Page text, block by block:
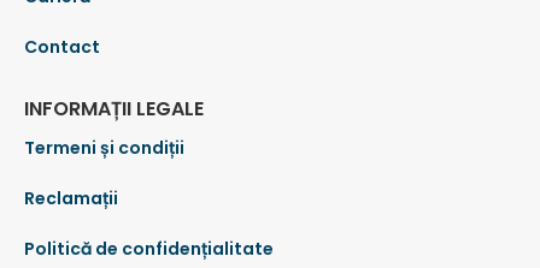
Contact
INFORMAȚII LEGALE
Termeni și condiții
Reclamații
Politică de confidențialitate